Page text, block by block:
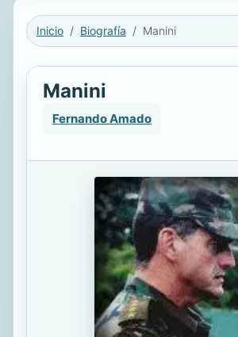
Inicio Biografía Manini
Manini
Fernando Amado